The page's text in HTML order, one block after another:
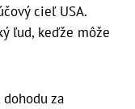
cieľ USA.
ľud, keďže môže
za